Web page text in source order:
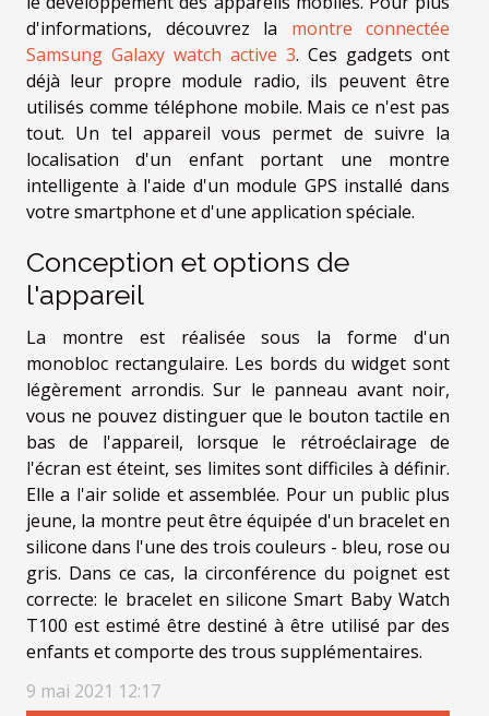
d'informations, découvrez la montre connectée
Samsung Galaxy watch active 3. Ces gadgets ont
déjà leur propre module radio, ils peuvent être
utilisés comme téléphone mobile. Mais ce n'est pas
tout. Un tel appareil vous permet de suivre la
localisation d'un enfant portant une montre
intelligente à l'aide d'un module GPS installé dans
votre smartphone et d'une application spéciale.
Conception et options de
l'appareil
La montre est réalisée sous la forme d'un
monobloc rectangulaire. Les bords du widget sont
légèrement arrondis. Sur le panneau avant noir,
vous ne pouvez distinguer que le bouton tactile en
bas de l'appareil, lorsque le rétroéclairage de
l'écran est éteint, ses limites sont difficiles à définir.
Elle a l'air solide et assemblée. Pour un public plus
jeune, la montre peut être équipée d'un bracelet en
silicone dans l'une des trois couleurs - bleu, rose ou
gris. Dans ce cas, la circonférence du poignet est
correcte: le bracelet en silicone Smart Baby Watch
T100 est estimé être destiné à être utilisé par des
enfants et comporte des trous supplémentaires.
9 mai 2021 12:17